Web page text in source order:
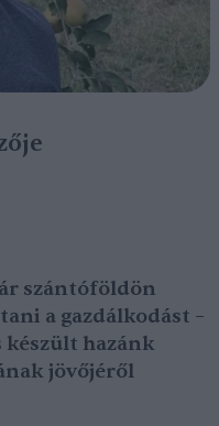
szántóföldön
a gazdálkodást –
hazánk
jövőjéről